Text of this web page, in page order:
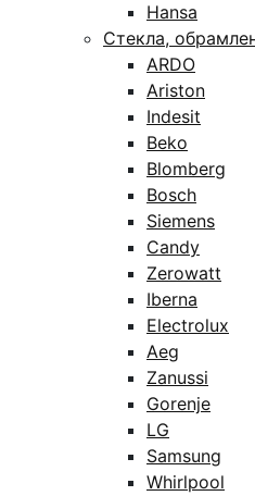
Hansa
Стекла,
ARDO
Ariston
Indesit
Beko
Blomberg
Bosch
Siemens
Candy
Zerowatt
Iberna
Electrolux
Aeg
Zanussi
Gorenje
LG
Samsung
Whirlpool